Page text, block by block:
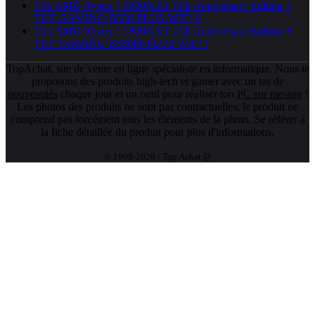
Trio AMD Ryzen 7 5800X3D 10th Anniversary Edition +
TUF GAMING B550-PLUS WIFI II
Trio AMD Ryzen 7 5800X3D 10th Anniversary Edition +
TUF GAMING B550M-PLUS WIFI I
TopAchat, site de vente en ligne spécialiste en informatique. Nous te
proposons des produits high-tech et gamer avec un tas de
nouveautés chaque jour et un outil pour réaliser ton PC sur mesure !
Les photos des produits ne sont pas contractuelles; le produit ne
comprend pas forcément tous les éléments de la photo. Se référer à
la fiche détaillée du produit pour plus d'informations.
© 1999-2026 / Top Achat @